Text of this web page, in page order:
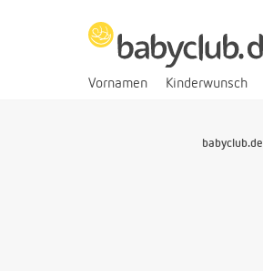
Vornamen Kinderwunsch
babyclub.de